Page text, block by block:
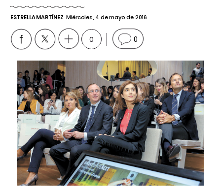
ESTRELLA MARTÍNEZ Miércoles, 4 de mayo de 2016
0 0